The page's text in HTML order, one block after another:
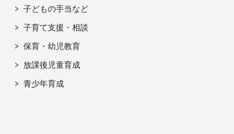
子どもの手当など
子育て支援・相談
保育・幼児教育
放課後児童育成
青少年育成